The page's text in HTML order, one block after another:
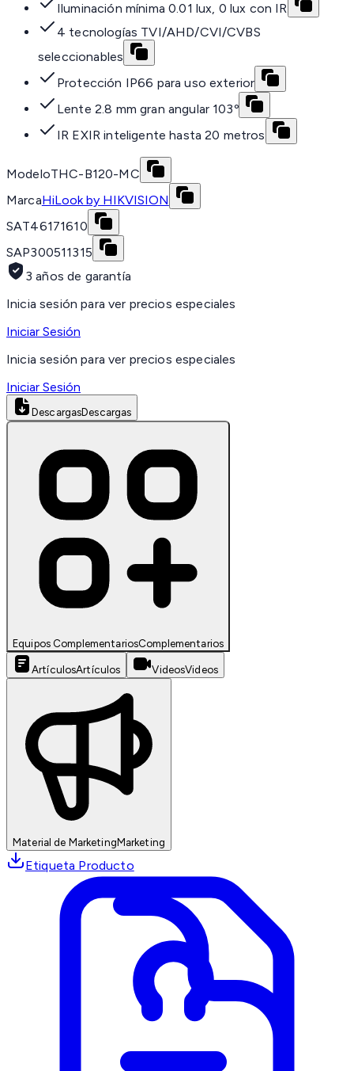
Iluminación mínima 0.01 lux, 0 lux con IR
4 tecnologías TVI/AHD/CVI/CVBS
seleccionables
Protección IP66 para uso exterior
Lente 2.8 mm gran angular 103º
IR EXIR inteligente hasta 20 metros
ModeloTHC-B120-MC
MarcaHiLook by HIKVISION
SAT46171610
SAP300511315
3 años de garantía
Inicia sesión para ver precios especiales
Iniciar Sesión
Inicia sesión para ver precios especiales
Iniciar Sesión
DescargasDescargas
Equipos ComplementariosComplementarios
ArtículosArtículos VideosVideos
Material de MarketingMarketing
Etiqueta Producto